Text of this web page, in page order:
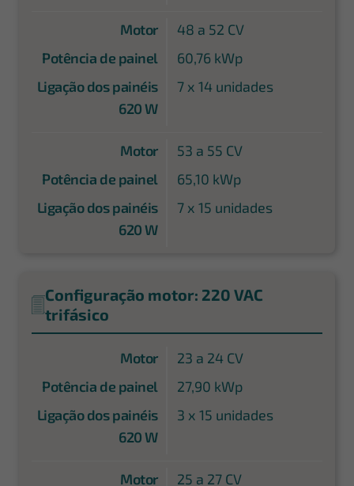
Motor
48 a 52 CV
Potência de painel
60,76 kWp
Ligação dos painéis
620 W
7 x 14 unidades
Motor
53 a 55 CV
Potência de painel
65,10 kWp
Ligação dos painéis
620 W
7 x 15 unidades
Configuração motor: 220 VAC
trifásico
Motor
23 a 24 CV
Potência de painel
27,90 kWp
Ligação dos painéis
620 W
3 x 15 unidades
Motor
25 a 27 CV